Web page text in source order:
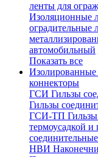
ленты для
Изоляционные
оградительные
автомобильный
Показать все
Изолированные
коннекторы
ГСИ Гильзы
Гильзы
ГСИ-ТП Гильзы
термоусадкой
НВИ